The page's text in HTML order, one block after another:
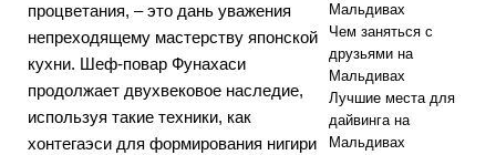
процветания, – это дань уважения
непреходящему мастерству японской
кухни. Шеф-повар Фунахаси
продолжает двухвековое наследие,
используя такие техники, как
хонтегаэси для формирования нигири
Мальдивах
Чем заняться с
друзьями на
Мальдивах
Лучшие места для
дайвинга на
Мальдивах